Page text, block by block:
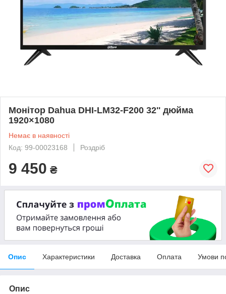
Монітор Dahua DHI-LM32-F200 32'' дюйма
1920×1080
Немає в наявності
Код: 99-00023168
Роздріб
9 450 ₴
Опис Характеристики Доставка Оплата Умови
Опис